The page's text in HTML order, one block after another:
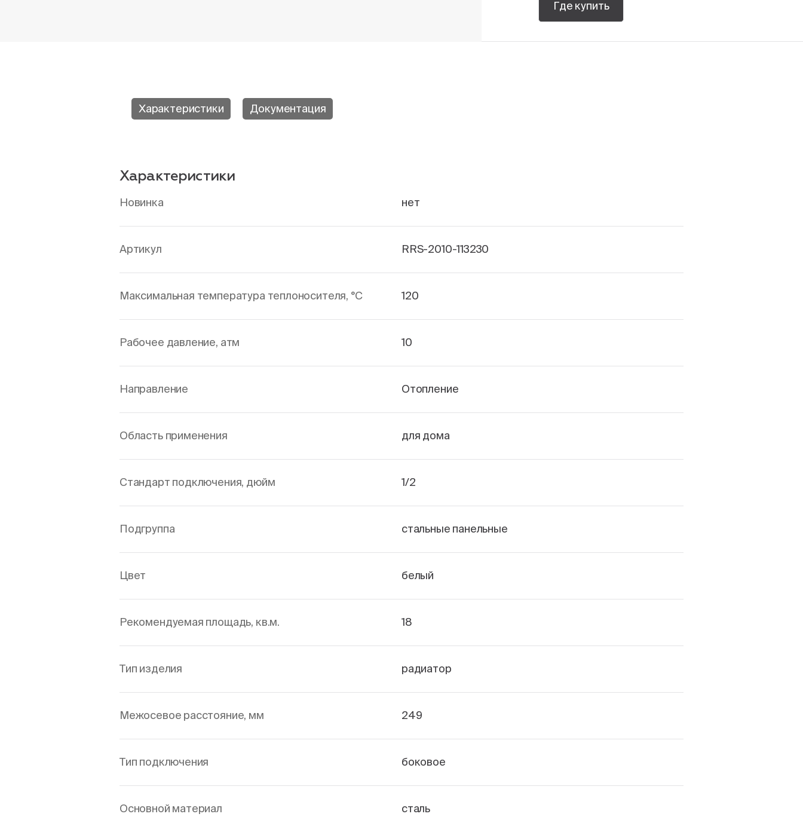
Где купить
Характеристики Документация
Характеристики
Новинка нет
Артикул RRS-2010-113230
Максимальная температура теплоносителя, °С 120
Рабочее давление, атм 10
Направление Отопление
Область применения для дома
Стандарт подключения, дюйм 1/2
Подгруппа стальные панельные
Цвет белый
Рекомендуемая площадь, кв.м. 18
Тип изделия радиатор
Межосевое расстояние, мм 249
Тип подключения боковое
Основной материал сталь